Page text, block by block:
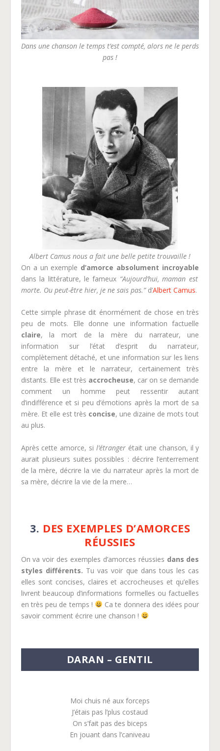
Dans une chanson le temps t’est compté, alors ne le perds
pas !
Albert Camus nous a fait une belle petite trouvaille !
On a un exemple d’amorce absolument incroyable
dans la littérature, le fameux “Aujourd’hui, maman est
morte. Ou peut-être hier, je ne sais pas.”d’Albert Camus.
Cette simple phrase dit énormément de chose en très
peu de mots. Elle donne une information factuelle
claire, la mort de la mère du narrateur, une
information sur l’état d’esprit du narrateur,
complètement détaché, et une information sur les liens
entre la mère et le narrateur, certainement très
distants. Elle est très accrocheuse, car on se demande
comment un homme peut ressentir autant
d’indifférence et si peu d’émotions après la mort de sa
mère. Et elle est très concise, une dizaine de mots tout
au plus.
Après cette amorce, si l’étranger était une chanson, il y
aurait plusieurs suites possibles : décrire l’enterrement
de la mère, décrire la vie du narrateur après la mort de
sa mère, décrire la vie de la mere…
3. DES EXEMPLES D’AMORCES
RÉUSSIES
On va voir des exemples d’amorces réussies dans des
styles différents. Tu vas voir que dans tous les cas
elles sont concises, claires et accrocheuses et qu’elles
livrent beaucoup d’informations formelles ou factuelles
en très peu de temps !
Ca te donnera des idées pour
savoir comment écrire une chanson !
DARAN – GENTIL
Moi chuis né aux forceps
J’étais pas l’plus costaud
On s’fait pas des biceps
En jouant dans l’caniveau